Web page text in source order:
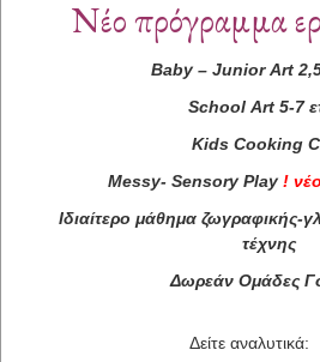
Νέο πρόγραμμα
Baby– Junior Art
School Art 5-7
Kids Cooking
Messy- Sensory Play !
Ιδιαίτερο μάθημα ζωγραφικής-
τέχνης
Δωρεάν Ομάδες
Δείτε αναλυτικά: